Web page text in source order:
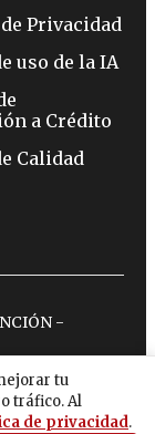
tu
tráfico. Al
de privacidad.
Privacidad
uso de la IA
a Crédito
Calidad
-